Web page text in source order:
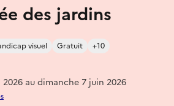
des jardins
visuel Gratuit +10
au dimanche 7 juin 2026